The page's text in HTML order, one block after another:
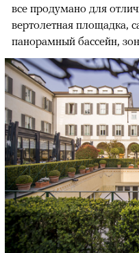
все продумано для
вертолетная площадка,
панорамный бассейн,